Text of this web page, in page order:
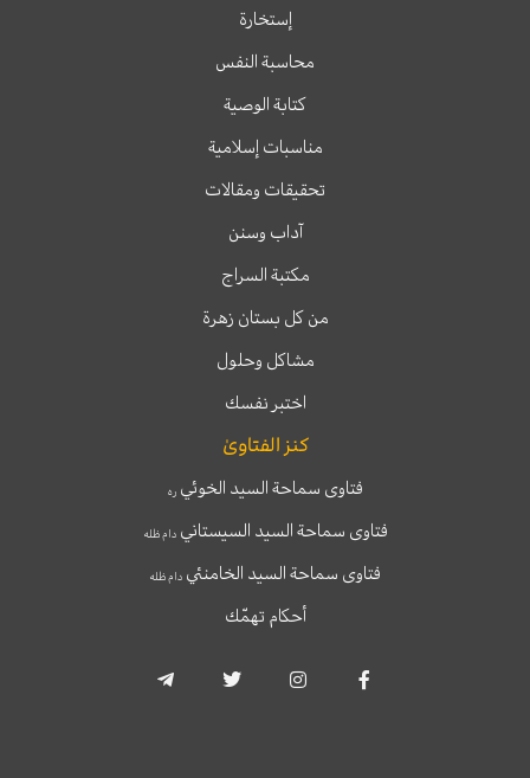
إستخارة
محاسبة النفس
كتابة الوصية
مناسبات إسلامية
تحقيقات ومقالات
آداب وسنن
مكتبة السراج
من كل بستان زهرة
مشاكل وحلول
اختبر نفسك
كنز الفتاوىٰ
فتاوى سماحة السيد الخوئيره
فتاوى سماحة السيد السيستانيدام ظله
فتاوى سماحة السيد الخامنئي دام ظله
أحكام تهمّك
a
c
s
i
l